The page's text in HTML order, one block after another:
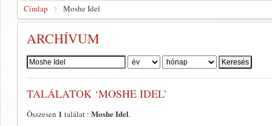
Címlap Moshe Idel
ARCHÍVUM
Szerző:
TALÁLATOK ‘MOSHE IDEL’
Összesen 1 találat : Moshe Idel.